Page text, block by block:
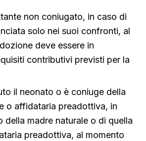
non coniugato, in caso di
solo nei suoi confronti, al
deve essere in
contributivi previsti per la
il neonato o è coniuge della
o affidataria preadottiva, in
della madre naturale o di quella
preadottiva, al momento